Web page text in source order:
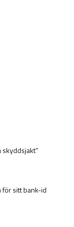
skyddsjakt”
för sitt bank-id